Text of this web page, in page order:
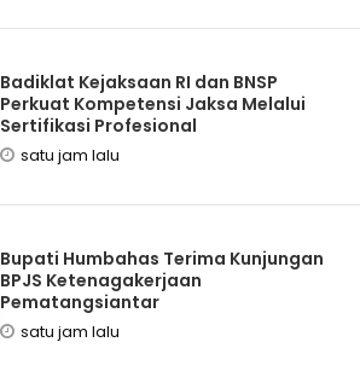
Badiklat Kejaksaan RI dan BNSP
Perkuat Kompetensi Jaksa Melalui
Sertifikasi Profesional
satu jam lalu
Bupati Humbahas Terima Kunjungan
BPJS Ketenagakerjaan
Pematangsiantar
satu jam lalu